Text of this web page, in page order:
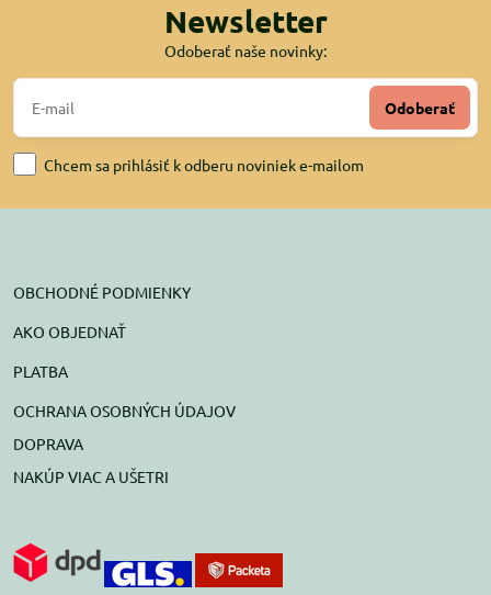
Newsletter
Odoberať naše novinky:
Odoberať
Chcem sa prihlásiť k odberu noviniek e-mailom
OBCHODNÉ PODMIENKY
AKO OBJEDNAŤ
PLATBA
OCHRANA OSOBNÝCH ÚDAJOV
DOPRAVA
NAKÚP VIAC A UŠETRI